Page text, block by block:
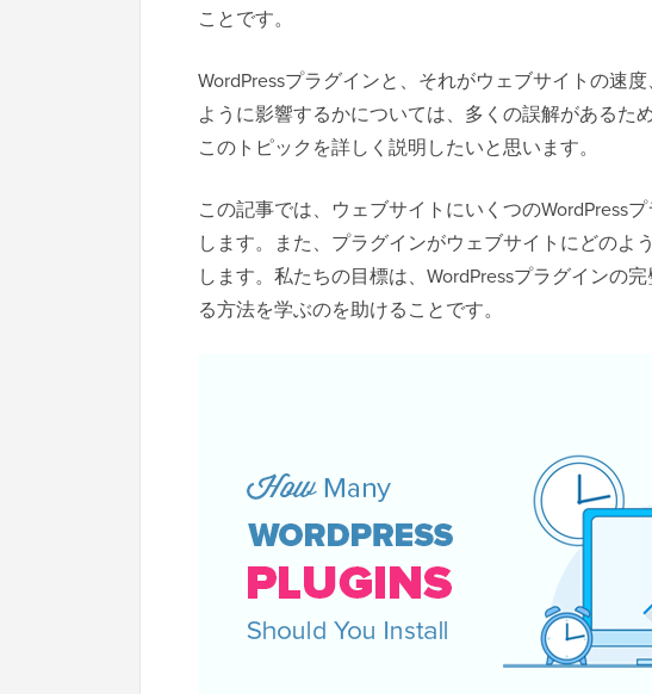
ことです。
WordPressプラグインと、それがウェブサイトの速
ように影響するかについては、多くの誤解があるた
このトピックを詳しく説明したいと思います。
この記事では、ウェブサイトにいくつのWordPress
します。また、プラグインがウェブサイトにどのよ
します。私たちの目標は、WordPressプラグインの
る方法を学ぶのを助けることです。